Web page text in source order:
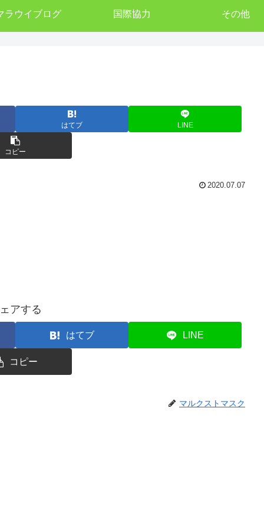
ラウイブログ 国際協力 その他
はてブ LINE
コピー
2020.07.07
アする
はてブ LINE
コピー
マルクストマスク